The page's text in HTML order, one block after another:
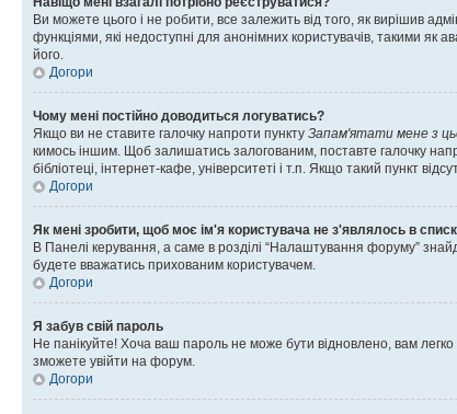
Ви можете цього і не робити, все залежить від того, як вирішив
функціями, які недоступні для анонімних користувачів, такими як
його.
Догори
Чому мені постійно доводиться логуватись?
Якщо ви не ставите галочку напроти пункту Запам'ятати мене з
кимось іншим. Щоб залишатись залогованим, поставте галочку
бібліотеці, інтернет-кафе, університеті і т.п. Якщо такий пункт
Догори
Як мені зробити, щоб моє ім'я користувача не з'являлось в
В Панелі керування, а саме в розділі “Налаштування форуму”
будете вважатись прихованим користувачем.
Догори
Я забув свій пароль
Не панікуйте! Хоча ваш пароль не може бути відновлено, вам
зможете увійти на форум.
Догори